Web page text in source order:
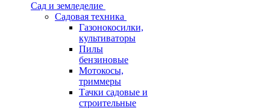
Сад и земледелие
Садовая техника
Газонокосилки,
культиваторы
Пилы
бензиновые
Мотокосы,
триммеры
Тачки садовые и
строительные